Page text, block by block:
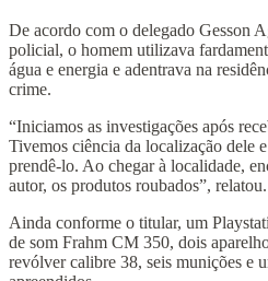
De acordo com o delegado Gesson
policial, o homem utilizava
água e energia e adentrava na
crime.
“Iniciamos as investigações após
Tivemos ciência da localização dele
prendê-lo. Ao chegar à localidade,
autor, os produtos roubados”, relatou.
Ainda conforme o titular, um
de som Frahm CM 350, dois
revólver calibre 38, seis munições e